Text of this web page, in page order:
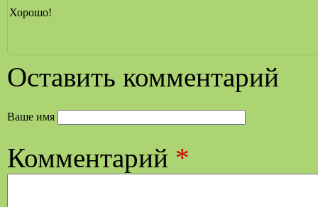
Хорошо!
Оставить комментарий
Ваше имя
Комментарий *